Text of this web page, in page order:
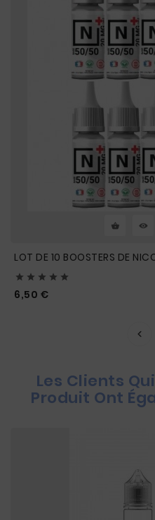
LOT DE 10 BOOSTERS DE
    
6,50 €
Les Clients
Produit Ont